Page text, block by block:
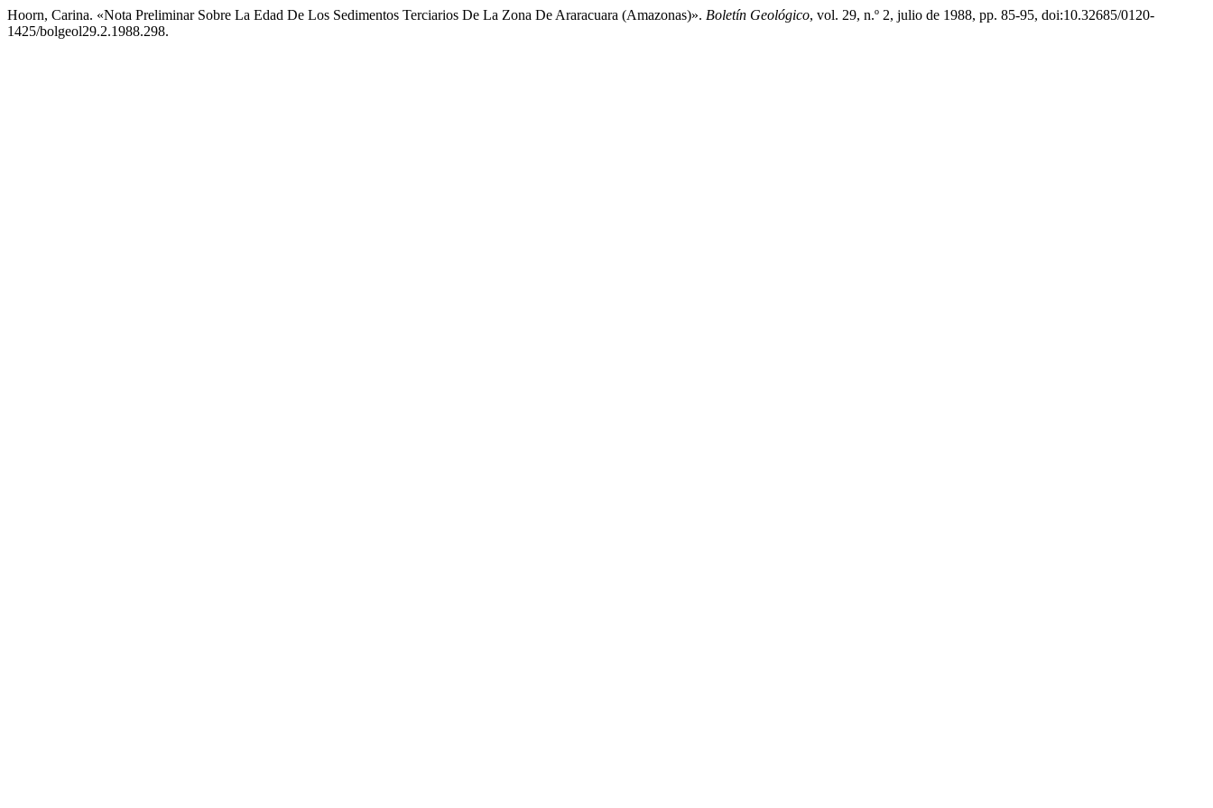
Hoorn, Carina. «Nota Preliminar Sobre La Edad De Los Sedimentos Terciarios De La Zona De Araracuara (Amazonas)». Boletín Geológico, vol. 29, n.º 2, julio de 1988, pp. 85-95, doi:10.32685/0120-
1425/bolgeol29.2.1988.298.